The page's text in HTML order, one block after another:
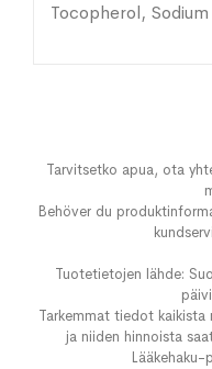
Tocopherol,
Tarvitsetko apua, ota
Behöver du
Tuotetietojen lähde:
Tarkemmat tiedot kaikista
ja niiden hinnoista
Lääkehaku-